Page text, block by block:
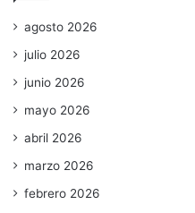
agosto 2026
julio 2026
junio 2026
mayo 2026
abril 2026
marzo 2026
febrero 2026